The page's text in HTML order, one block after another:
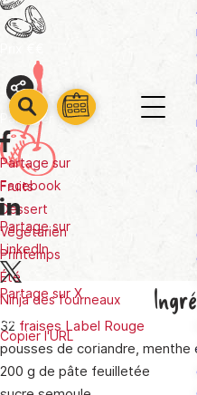
Fruits
Dessert
Végétarien
Printemps
Été
Ninja des fourneaux
Partager
Partage sur
Facebook
Partage sur
LinkedIn
Partage sur X
Copier l'URL
32 fraises Label Rouge
pousses de coriandre, menthe
200 g de pâte feuilletée